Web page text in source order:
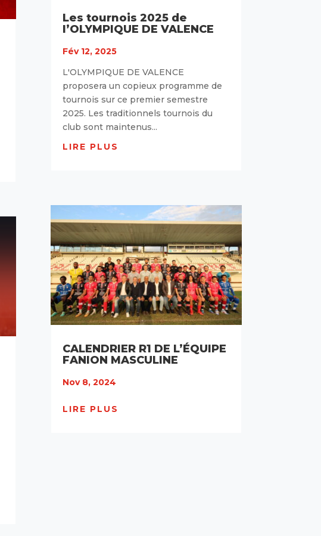
Les tournois 2025 de
l’OLYMPIQUE DE VALENCE
Fév 12, 2025
L'OLYMPIQUE DE VALENCE
proposera un copieux programme de
tournois sur ce premier semestre
2025. Les traditionnels tournois du
club sont maintenus...
LIRE PLUS
CALENDRIER R1 DE L’ÉQUIPE
FANION MASCULINE
Nov 8, 2024
LIRE PLUS